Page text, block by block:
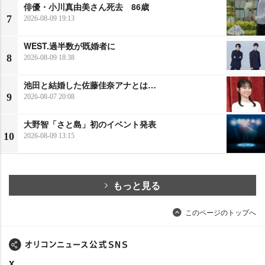
7
俳優・小川真由美さん死去 86歳
2026-08-09 19:13
8
WEST.過半数が既婚者に
2026-08-09 18:38
9
池田と結婚した佐藤佳奈アナとは…
2026-08-07 20:08
10
大野智「さと島」初のイベント発表
2026-08-09 13:15
もっと見る
このページのトップへ